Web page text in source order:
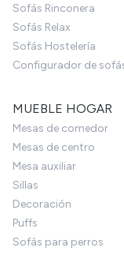
Sofás Rinconera
Sofás Relax
Sofás Hostelería
Configurador de
MUEBLE HOGAR
Mesas de comedor
Mesas de centro
Mesa auxiliar
Sillas
Decoración
Puffs
Sofás para perros